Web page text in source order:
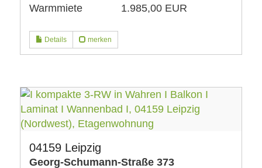
Warmmiete
1.985,00 EUR
Details merken
04159 Leipzig
Georg-Schumann-Straße 373